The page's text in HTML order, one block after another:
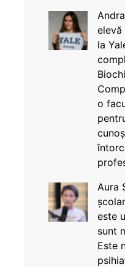
elevă
la
o
Aura
este
sunt
Este